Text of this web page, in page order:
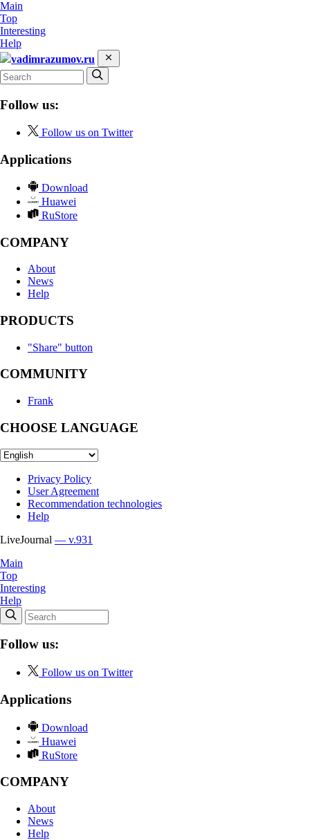
Main
Top
Interesting
Help
vadimrazumov.ru
Follow us:
Follow us on Twitter
Applications
Download
Huawei
RuStore
COMPANY
About
News
Help
PRODUCTS
"Share" button
COMMUNITY
Frank
CHOOSE LANGUAGE
Privacy Policy
User Agreement
Recommendation technologies
Help
LiveJournal — v.931
Main
Top
Interesting
Help
Follow us:
Follow us on Twitter
Applications
Download
Huawei
RuStore
COMPANY
About
News
Help